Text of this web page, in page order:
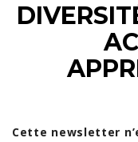
Cette newsletter